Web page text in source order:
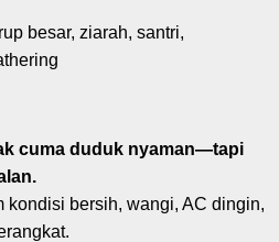
besar, ziarah, santri,
cuma duduk nyaman—tapi
kondisi bersih, wangi, AC dingin,